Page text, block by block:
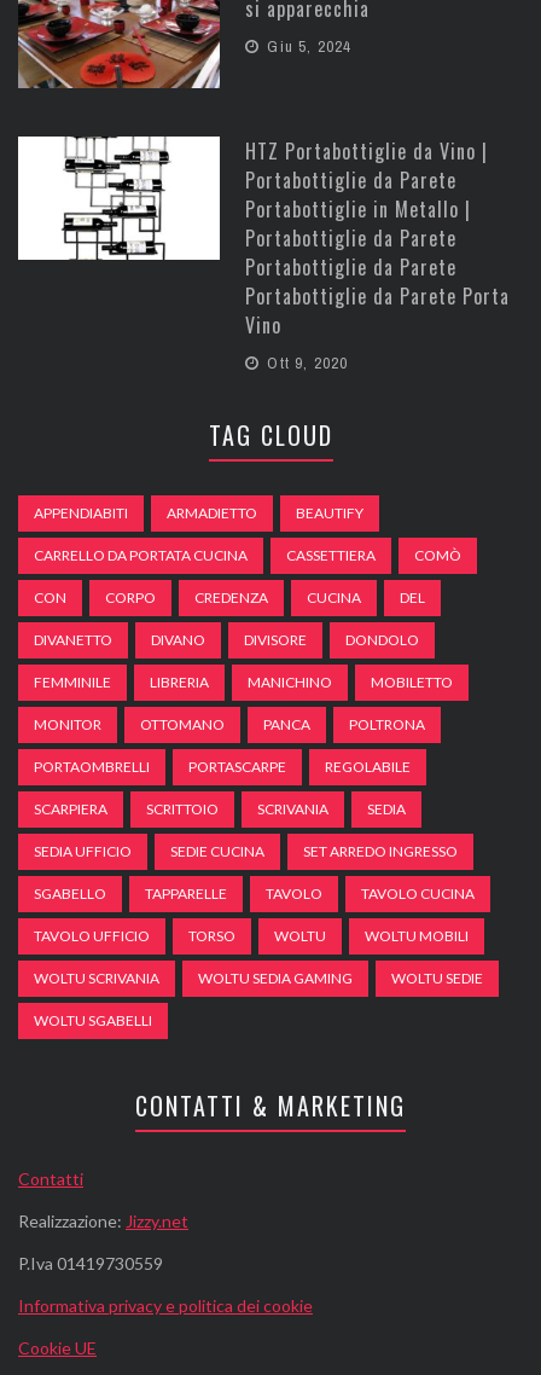
si apparecchia
Giu 5, 2024
HTZ Portabottiglie da Vino |
Portabottiglie da Parete
Portabottiglie in Metallo |
Portabottiglie da Parete
Portabottiglie da Parete
Portabottiglie da Parete Porta
Vino
Ott 9, 2020
TAG CLOUD
APPENDIABITI ARMADIETTO BEAUTIFY
CARRELLO DA PORTATA CUCINA CASSETTIERA COMÒ
CON CORPO CREDENZA CUCINA DEL
DIVANETTO DIVANO DIVISORE DONDOLO
FEMMINILE LIBRERIA MANICHINO MOBILETTO
MONITOR OTTOMANO PANCA POLTRONA
PORTAOMBRELLI PORTASCARPE REGOLABILE
SCARPIERA SCRITTOIO SCRIVANIA SEDIA
SEDIA UFFICIO SEDIE CUCINA SET ARREDO INGRESSO
SGABELLO TAPPARELLE TAVOLO TAVOLO CUCINA
TAVOLO UFFICIO TORSO WOLTU WOLTU MOBILI
WOLTU SCRIVANIA WOLTU SEDIA GAMING WOLTU SEDIE
WOLTU SGABELLI
CONTATTI & MARKETING
Contatti
Realizzazione: Jizzy.net
P.Iva 01419730559
Informativa privacy e politica dei cookie
Cookie UE